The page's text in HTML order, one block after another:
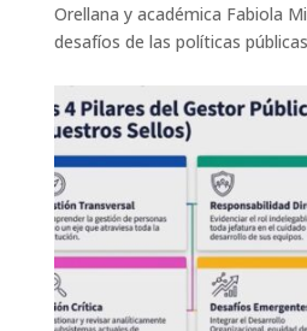
Orellana y académica Fabiola
desafíos de las políticas